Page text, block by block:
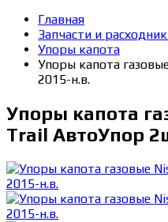
Главная
Запчасти и
Упоры капота
Упоры капота
2015-н.в.
Упоры капота
Trail АвтоУпор